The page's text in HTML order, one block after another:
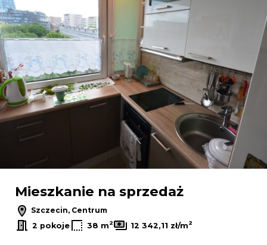
Mieszkanie na sprzedaż
Szczecin, Centrum
2 pokoje
38 m2 12 342,11 zł/m2